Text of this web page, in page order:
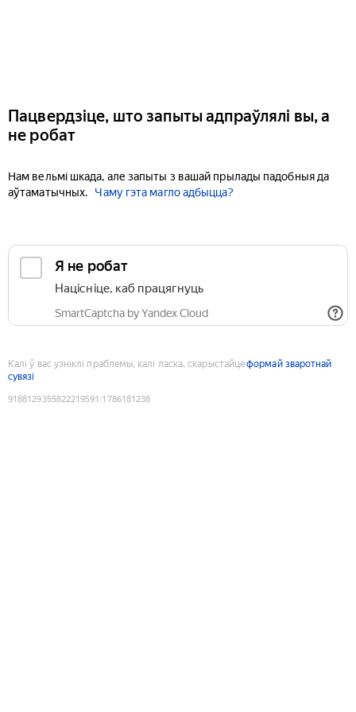
Пацвердзіце, што запыты адпраўлялі вы, а
не робат
Нам вельмі шкада, але запыты з вашай прылады падобныя да
аўтаматычных.
Чаму гэта магло адбыцца?
Я не робат
Націсніце, каб працягнуць
SmartCaptcha by Yandex Cloud
Калі ў вас узніклі праблемы, калі ласка, скарыстайцеформай зваротнай
сувязі
9188129355822219591 :1786181238